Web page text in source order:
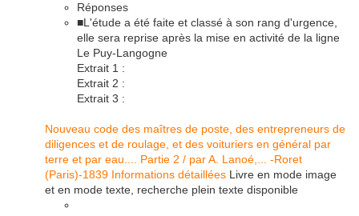
Réponses
■L'étude a été faite et classé à son rang d'urgence,
elle sera reprise après la mise en activité de la ligne
Le Puy-Langogne
Extrait 1 :
Extrait 2 :
Extrait 3 :
Nouveau code des maîtres de poste, des entrepreneurs de
diligences et de roulage, et des voituriers en général par
terre et par eau.... Partie 2 / par A. Lanoé,... -Roret
(Paris)-1839 Informations détaillées Livre en mode image
et en mode texte, recherche plein texte disponible